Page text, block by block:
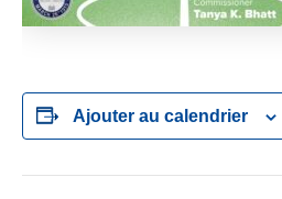
Ajouter au calendrier